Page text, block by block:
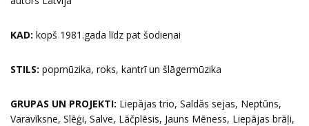
KAD: kopš 1981.gada līdz pat šodienai
STILS: popmūzika, roks, kantrī un šlāgermūzika
GRUPAS UN PROJEKTI: Liepājas trio, Saldās sejas, Neptūns,
Varavīksne, Slēģi, Salve, Lāčplēsis, Jauns Mēness, Liepājas brāļi,